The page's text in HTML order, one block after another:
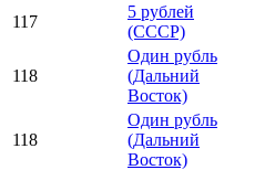
117
5 рублей
(СССР)
118
Один рубль
(Дальний
Восток)
118
Один рубль
(Дальний
Восток)